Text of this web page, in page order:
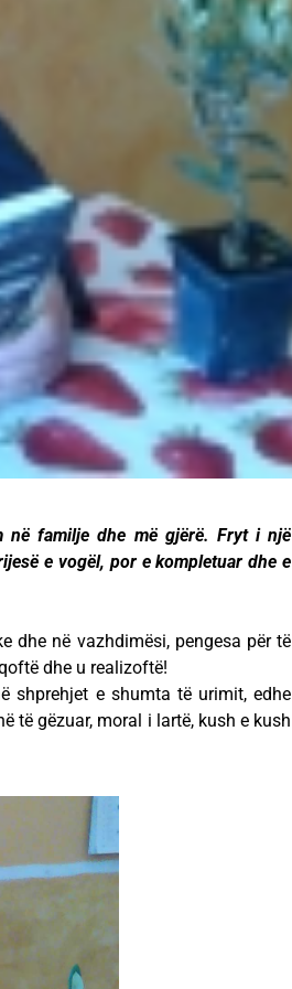
në familje dhe më gjërë. Fryt i një
e vogël, por e kompletuar dhe e
dhe në vazhdimësi, pengesa për të
dhe u realizoftë!
shprehjet e shumta të urimit, edhe
të gëzuar, moral i lartë, kush e kush